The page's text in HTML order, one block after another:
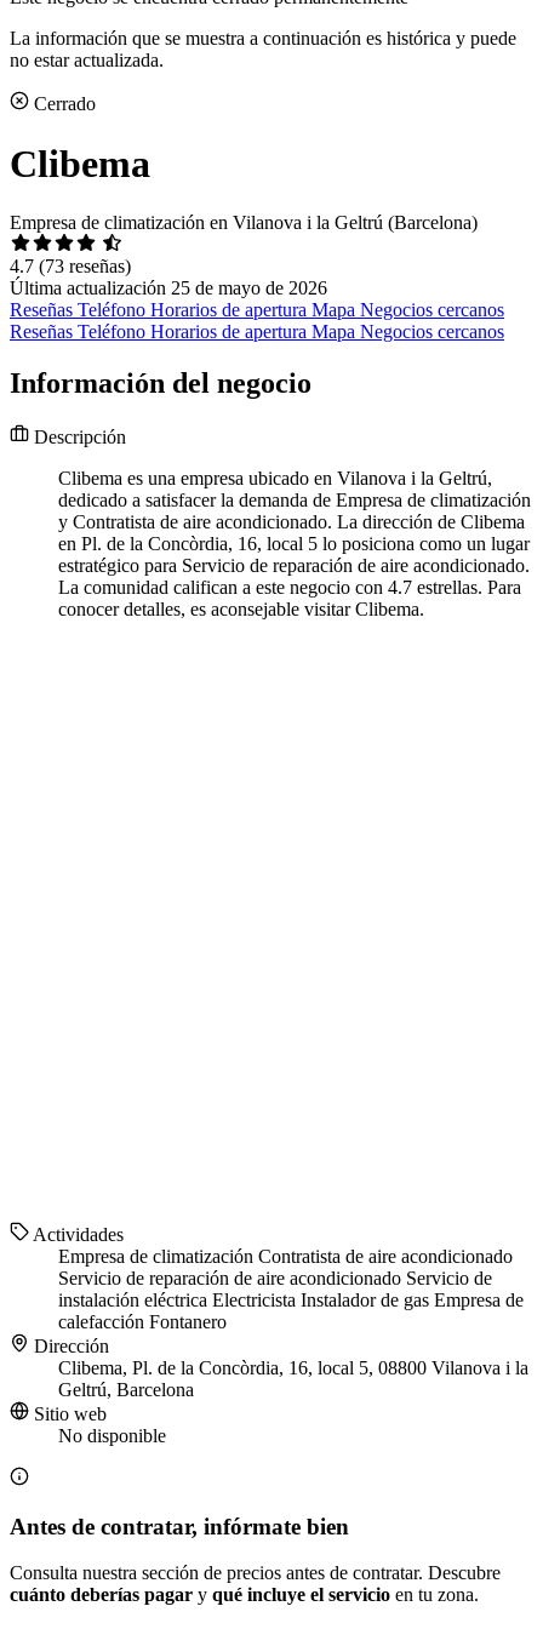
La información que se muestra a continuación es histórica y puede
no estar actualizada.
Cerrado
Clibema
Empresa de climatización en Vilanova i la Geltrú (Barcelona)
4.7 (73 reseñas)
Última actualización 25 de mayo de 2026
Reseñas Teléfono Horarios de apertura Mapa Negocios cercanos
Reseñas Teléfono Horarios de apertura Mapa Negocios cercanos
Información del negocio
Descripción
Clibema es una empresa ubicado en Vilanova i la Geltrú,
dedicado a satisfacer la demanda de Empresa de climatización
y Contratista de aire acondicionado. La dirección de Clibema
en Pl. de la Concòrdia, 16, local 5 lo posiciona como un lugar
estratégico para Servicio de reparación de aire acondicionado.
La comunidad califican a este negocio con 4.7 estrellas. Para
conocer detalles, es aconsejable visitar Clibema.
Actividades
Empresa de climatización Contratista de aire acondicionado
Servicio de reparación de aire acondicionado Servicio de
instalación eléctrica Electricista Instalador de gas Empresa de
calefacción Fontanero
Dirección
Clibema, Pl. de la Concòrdia, 16, local 5, 08800 Vilanova i la
Geltrú, Barcelona
Sitio web
No disponible
Antes de contratar, infórmate bien
Consulta nuestra sección de precios antes de contratar. Descubre
cuánto deberías pagar y qué incluye el servicio en tu zona.